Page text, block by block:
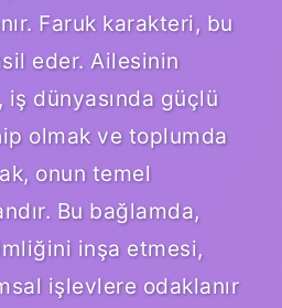
Faruk karakteri, bu
eder. Ailesinin
dünyasında güçlü
olmak ve toplumda
onun temel
Bu bağlamda,
inşa etmesi,
işlevlere odaklanır